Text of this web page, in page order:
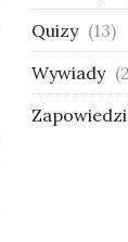
Quizy (13)
Wywiady
Zapowiedzi